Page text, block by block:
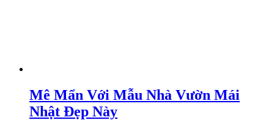
Mê Mẩn Với Mẫu Nhà Vườn Mái
Nhật Đẹp Này